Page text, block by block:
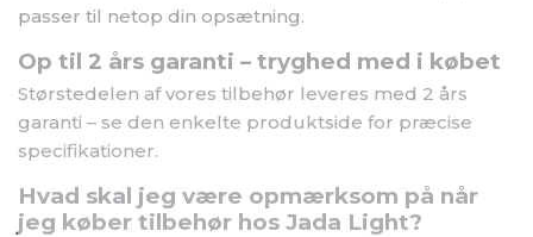
passer til netop din opsætning.
Op til 2 års garanti – tryghed med i købet
Størstedelen af vores tilbehør leveres med 2 års
garanti – se den enkelte produktside for præcise
specifikationer.
Hvad skal jeg være opmærksom på når
jeg køber tilbehør hos Jada Light?